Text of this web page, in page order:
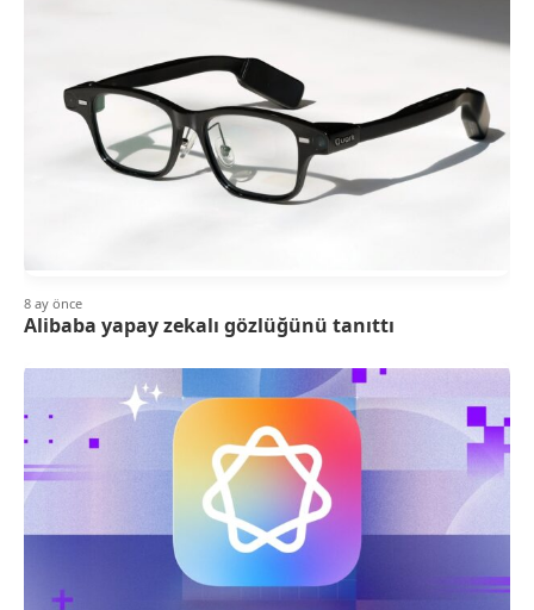
8 ay önce
Alibaba yapay zekalı gözlüğünü tanıttı